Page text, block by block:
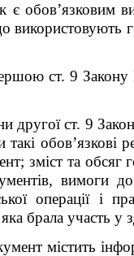
є обов’язковим
використовують
ст. 9
другої ст. 9
обов’язкові
зміст та обсяг
вимоги
операції і
брала участь у
містить